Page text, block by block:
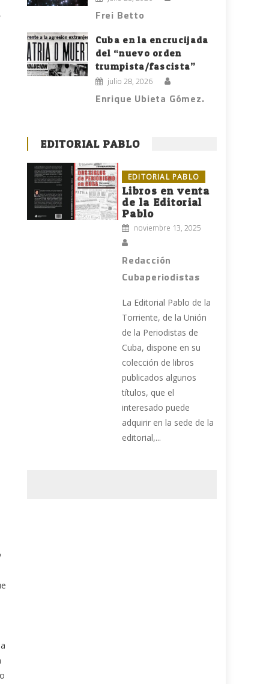
Frei Betto
Cuba en la encrucijada
del “nuevo orden
trumpista/fascista”
julio 28, 2026
Enrique Ubieta Gómez.
EDITORIAL PABLO
EDITORIAL PABLO
Libros en venta
de la Editorial
Pablo
noviembre 13, 2025
Redacción
Cubaperiodistas
La Editorial Pablo de la
Torriente, de la Unión
de la Periodistas de
Cuba, dispone en su
colección de libros
publicados algunos
títulos, que el
interesado puede
adquirir en la sede de la
editorial,...